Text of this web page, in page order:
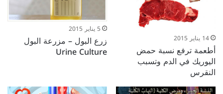
14 يناير 2015
أطعمة ترفع نسبة حمض
اليوريك في الدم وتسبب
النقرس
5 يناير 2015
زرع البول – مزرعة البول
Urine Culture